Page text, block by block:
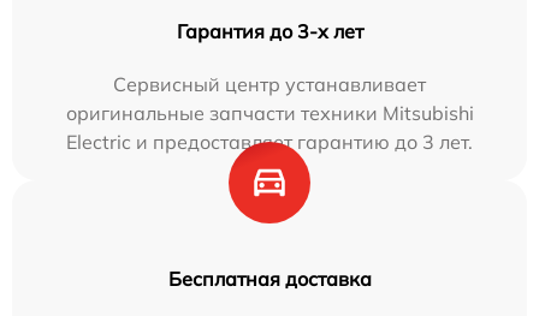
Гарантия до 3-х лет
Сервисный центр устанавливает
оригинальные запчасти техники Mitsubishi
Electric и предоставляет гарантию до 3 лет.
Бесплатная доставка